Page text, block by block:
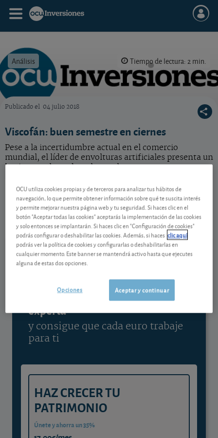
Análisis Tiempo de lectura: 2 min.
Publicado el 04 julio 2018
Viscofán: buen semestre en ciernes
Pese a la incertidumbre actual en el comercio
mundial, el líder de envolturas artificiales presenta un
horizonte alentador a largo plazo.
Viscofán
ES0184262212
07/08/2026 Madrid
57,40 EUR
0,7 EUR (1,23 %)
Ver detalladamente
Contenido reservado a SOCIOS
Gestiona tu dinero con visión
experta
y consigue que cada euro trabaje
para ti
HAZ CRECER TU
PATRIMONIO
Únete y ahorra un 35%
OCU utiliza cookies propias y de terceros para analizar tus hábitos de
navegación, lo que permite obtener información sobre qué te suscita interés
y permite mejorar nuestra página web y tu seguridad. Si haces clic en el
botón "Aceptar todas las cookies" aceptarás la implementación de las cookies
y solo entonces se implantarán. Si haces clic en "Configuración de cookies"
podrás configurar o deshabilitar las cookies. Además, si haces clic aquí
podrás ver la política de cookies y configurarlas o deshabilitarlas en
cualquier momento. Este banner se mantendrá activo hasta que ejecutes
alguna de estas dos opciones.
Aceptar y continuar
Opciones